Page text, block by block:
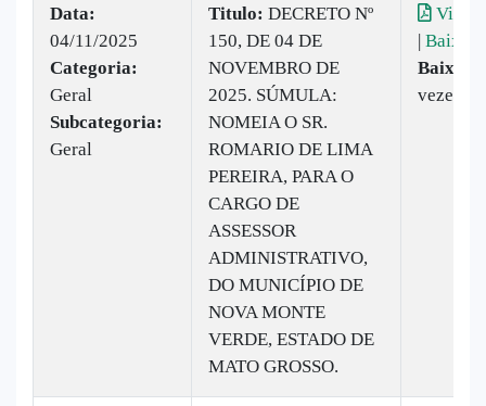
Data:
04/11/2025
Categoria:
Geral
Subcategoria:
Geral
Titulo: DECRETO Nº
150, DE 04 DE
NOVEMBRO DE
2025. SÚMULA:
NOMEIA O SR.
ROMARIO DE LIMA
PEREIRA, PARA O
CARGO DE
ASSESSOR
ADMINISTRATIVO,
DO MUNICÍPIO DE
NOVA MONTE
VERDE, ESTADO DE
MATO GROSSO.
| Baixar
vezes